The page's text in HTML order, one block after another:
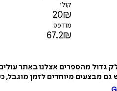
קולי
20₪
מודפס
67.2₪
גדול מהספרים אצלנו באתר
מבצעים מיוחדים לזמן מוגבל,